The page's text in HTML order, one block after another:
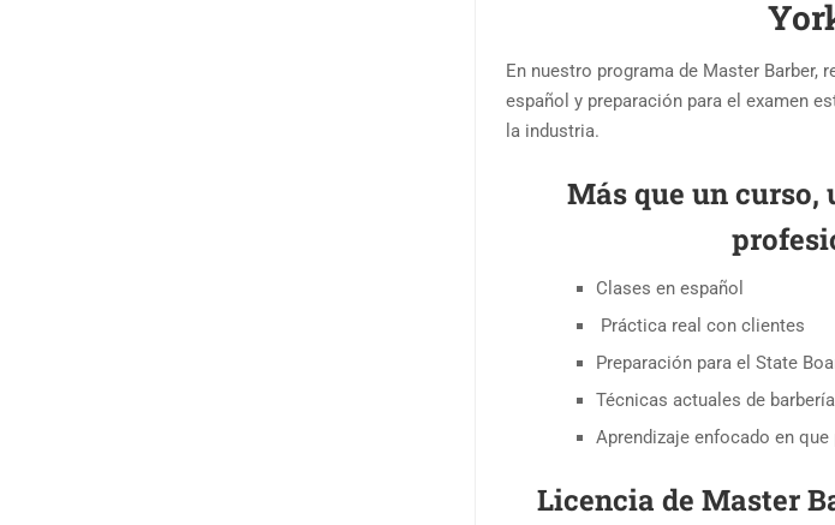
En nuestro programa de Master Barber,
español y preparación para el examen
la industria.
Más que un curso,
Clases en español
Práctica real con clientes
Preparación para el State
Técnicas actuales de barbería
Aprendizaje enfocado en
Licencia de Master